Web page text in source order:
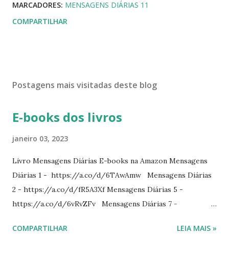
MARCADORES: MENSAGENS DIÁRIAS 11
COMPARTILHAR
Postagens mais visitadas deste blog
E-books dos livros
janeiro 03, 2023
Livro Mensagens Diárias E-books na Amazon Mensagens
Diárias 1 - https://a.co/d/6TAwAmw Mensagens Diárias
2 - https://a.co/d/fR5A3Xf Mensagens Diárias 5 -
https://a.co/d/6vRvZFv Mensagens Diárias 7 -
https://a.co/d/h4iP1oj Mensagens Diárias 10 -
COMPARTILHAR LEIA MAIS »